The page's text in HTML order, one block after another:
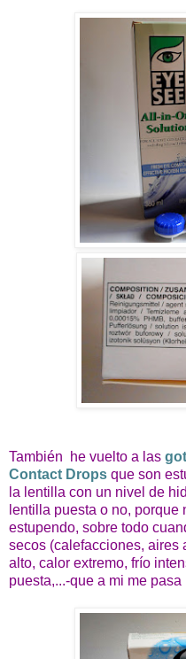
También he vuelto a las
Contact Drops que son
la lentilla con un nivel de
lentilla puesta o no, porque
estupendo, sobre todo
secos (calefacciones,
alto, calor extremo, frío
puesta,...-que a mi me pasa